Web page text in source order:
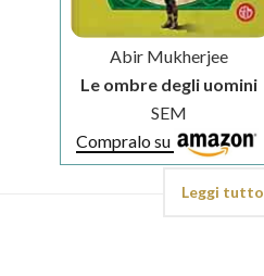
Abir Mukherjee
Le ombre degli uomini
SEM
Compralo su
Leggi tutto